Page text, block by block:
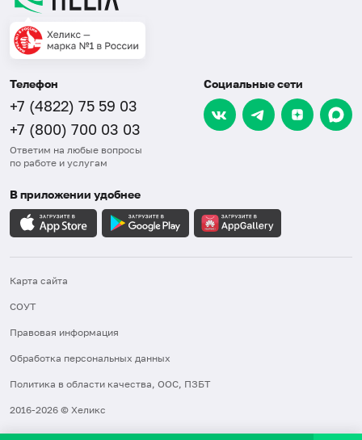
Телефон
+7 (4822) 75 59 03
+7 (800) 700 03 03
Ответим на любые вопросы
по работе и услугам
Социальные сети
В приложении удобнее
Карта сайта
СОУТ
Правовая информация
Обработка персональных данных
Политика в области качества, ООС, ПЗБТ
2016-2026 © Хеликс